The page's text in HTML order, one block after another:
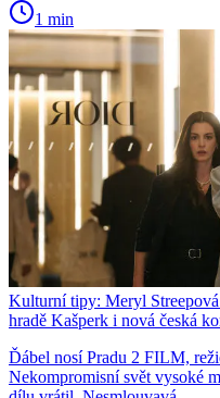
1 min
Kulturní tipy: Meryl
hradě Kašperk i nová česká
Ďábel nosí Pradu 2 FILM,
Nekompromisní svět vysoké